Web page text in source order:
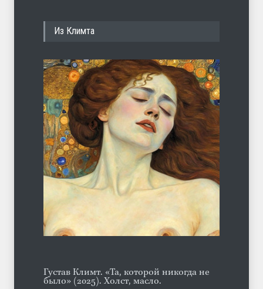
С теплотой
ЛЕТО 03.08.2026
Марципан (из Агнии Барто)
ЛЕТО 31.07.2026
Из Климта
Густав Климт. «Та, которой никогда не
было» (2025). Холст, масло.